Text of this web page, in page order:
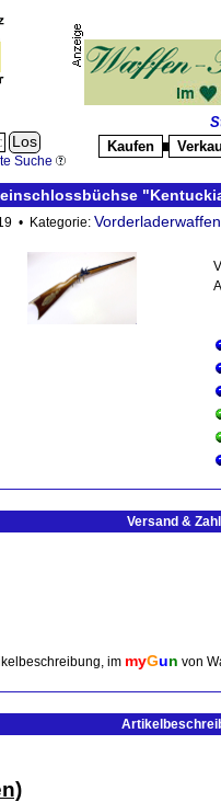
Suche
Kaufen
• Kategorie: Vorderladerwaffen
Versand &
im myGun von